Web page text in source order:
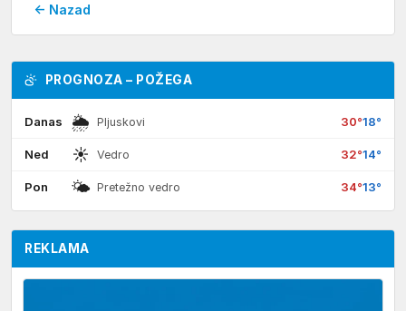
← Nazad
PROGNOZA – POŽEGA
Danas 🌦 Pljuskovi 30°18°
Ned ☀ Vedro 32°14°
Pon 🌤 Pretežno vedro 34°13°
REKLAMA